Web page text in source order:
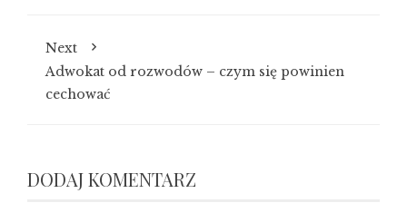
Next
Adwokat od rozwodów – czym się powinien
cechować
DODAJ KOMENTARZ